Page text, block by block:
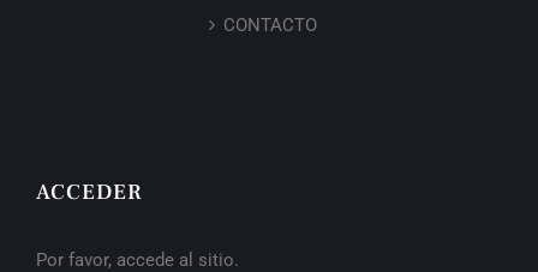
CONTACTO
ACCEDER
Por favor, accede al sitio.